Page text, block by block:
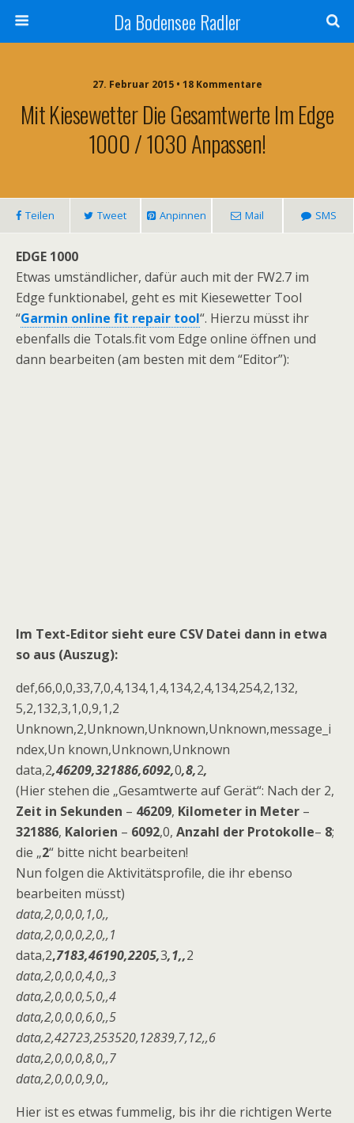
Da Bodensee Radler
27. Februar 2015 • 18 Kommentare
Mit Kiesewetter Die Gesamtwerte Im Edge
1000 / 1030 Anpassen!
Teilen Tweet Anpinnen Mail SMS
EDGE 1000
Etwas umständlicher, dafür auch mit der FW2.7 im
Edge funktionabel, geht es mit Kiesewetter Tool
“Garmin online fit repair tool“. Hierzu müsst ihr
ebenfalls die Totals.fit vom Edge online öffnen und
dann bearbeiten (am besten mit dem “Editor”):
Im Text-Editor sieht eure CSV Datei dann in etwa
so aus (Auszug):
def,66,0,0,33,7,0,4,134,1,4,134,2,4,134,254,2,132,
5,2,132,3,1,0,9,1,2
Unknown,2,Unknown,Unknown,Unknown,message_i
ndex,Un known,Unknown,Unknown
data,2,46209,321886,6092,0,8,2,
(Hier stehen die „Gesamtwerte auf Gerät“: Nach der 2,
Zeit in Sekunden – 46209, Kilometer in Meter –
321886, Kalorien – 6092,0, Anzahl der Protokolle– 8;
die „2“ bitte nicht bearbeiten!
Nun folgen die Aktivitätsprofile, die ihr ebenso
bearbeiten müsst)
data,2,0,0,0,1,0,,
data,2,0,0,0,2,0,,1
data,2,7183,46190,2205,3,1,,2
data,2,0,0,0,4,0,,3
data,2,0,0,0,5,0,,4
data,2,0,0,0,6,0,,5
data,2,42723,253520,12839,7,12,,6
data,2,0,0,0,8,0,,7
data,2,0,0,0,9,0,,
Hier ist es etwas fummelig, bis ihr die richtigen Werte